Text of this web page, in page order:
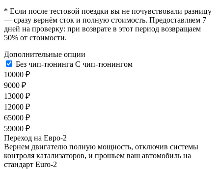
* Если после тестовой поездки вы не почувствовали разницу
— сразу вернём сток и полную стоимость. Предоставляем 7
дней на проверку: при возврате в этот период возвращаем
50% от стоимости.
Дополнительные опции
Без чип-тюнинга С чип-тюнингом
10000 ₽
9000 ₽
13000 ₽
12000 ₽
65000 ₽
59000 ₽
Переход на Евро-2
Вернем двигателю полную мощность, отключив системы
контроля катализаторов, и прошьем ваш автомобиль на
стандарт Euro-2